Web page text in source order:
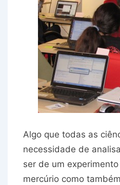
Algo que todas as
necessidade de
ser de um
mercúrio como